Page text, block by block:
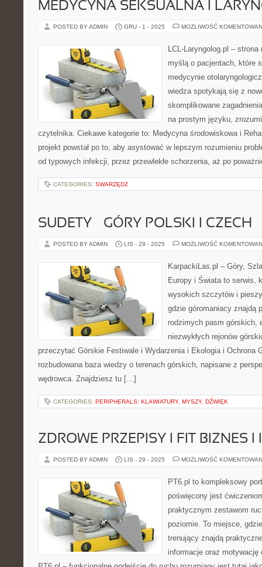
MEDYCYNA SEKSUALNA I
POSTED BY ADMIN GRU - 1 - 2025 MOŻLIWOŚĆ
LCL-Laryngolog.pl –
myślą o pacjentach, które
medycynie
wiedza spotykają się z
skomplikowane
na prostym języku,
czytelnika. Ciekawe kategorie to: Medycyna środowiskowa i
projekt powstał po to, aby asystować w lepszym rozumieniu
od typowych infekcji, przez przewlekłe schorzenia, aż po
CATEGORIES: SWARZĘDZ
SUDETY – GÓRY POLSKI I CZECH
POSTED BY ADMIN LIS - 29 - 2025 MOŻLIWOŚĆ
KarpackiLas.pl – Góry,
Europy i Świata to serwis,
wysokich szczytów i
gdzie góromaniacy znajdą
rodzimych pasm górskich,
niezwykłych rejonów
przeczytać Górskie Festiwale i Wydarzenia i Ekologia i Ochrona
rozbudowana baza wiedzy o terenach górskich, napisane z
wędrowca. Znajdziesz tu […]
CATEGORIES: PERIPHERALS: KLAWIATURY, MYSZY, DŹWIĘK
ZDROWE PRZEPISY I FIT BIZNES I
POSTED BY ADMIN LIS - 29 - 2025 MOŻLIWOŚĆ
PT6.pl to kompleksowy
poświęcony jest
praktycznym zestawom
poziomie. To miejsce,
trenujący znajdą
informacje oraz motywację